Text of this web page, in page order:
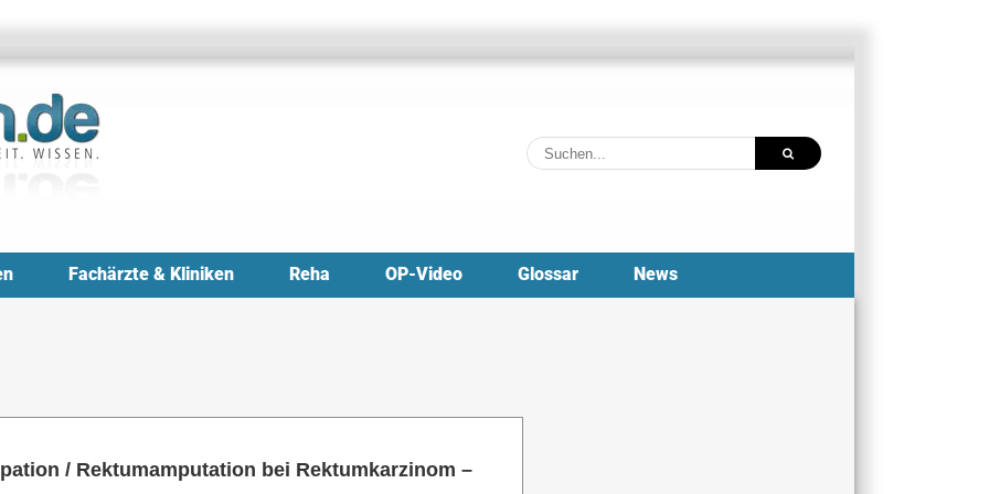
Suche
nach:
Fachärzte & Kliniken Reha OP-Video Glossar News
/ Rektumamputation bei Rektumkarzinom –